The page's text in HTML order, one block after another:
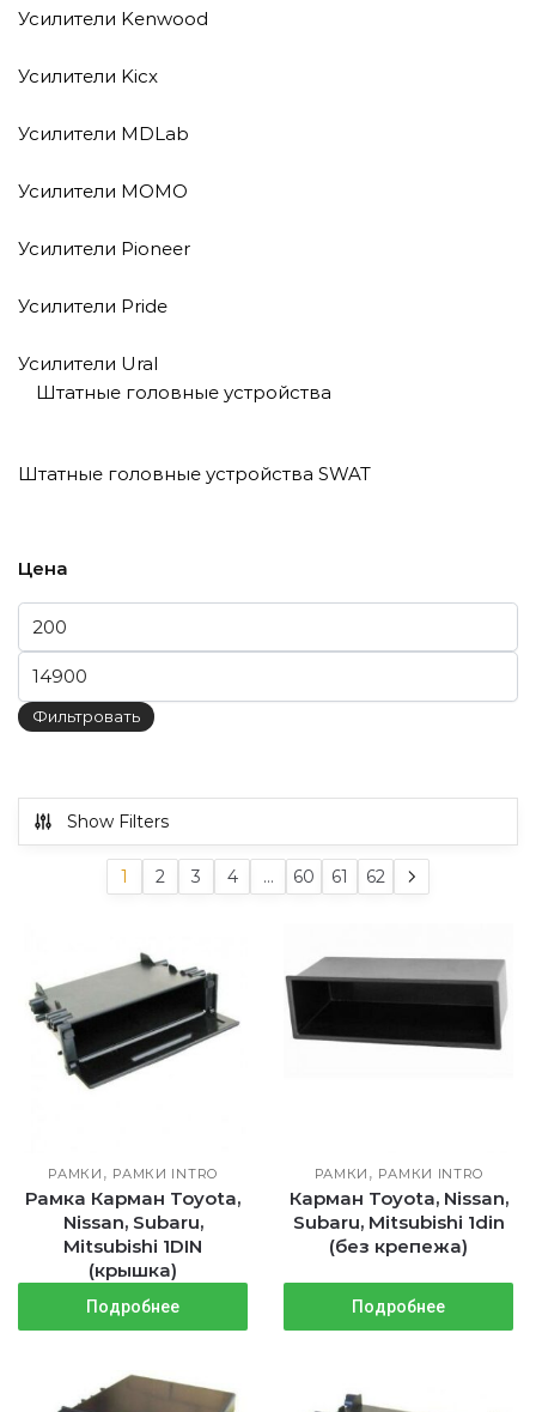
Усилители Kenwood
Усилители Kicx
Усилители MDLab
Усилители MOMO
Усилители Pioneer
Усилители Pride
Усилители Ural
Штатные головные устройства
Штатные головные устройства SWAT
Цена
Минимальная цена
Максимальная цена
Фильтровать
Show Filters
1 2 3 4 … 60 61 62
РАМКИ , РАМКИ INTRO
Рамка Карман Toyota,
Nissan, Subaru,
Mitsubishi 1DIN
(крышка)
Подробнее
РАМКИ , РАМКИ INTRO
Карман Toyota, Nissan,
Subaru, Mitsubishi 1din
(без крепежа)
Подробнее